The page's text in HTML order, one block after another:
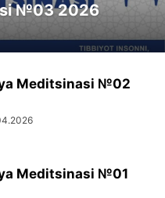
№03 2026
Meditsinasi №02
Meditsinasi №01